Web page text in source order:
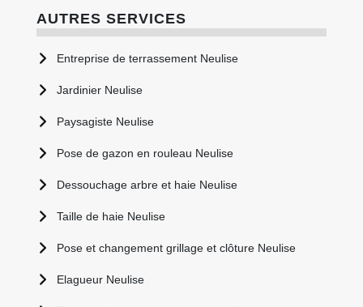
AUTRES SERVICES
Entreprise de terrassement Neulise
Jardinier Neulise
Paysagiste Neulise
Pose de gazon en rouleau Neulise
Dessouchage arbre et haie Neulise
Taille de haie Neulise
Pose et changement grillage et clôture Neulise
Elagueur Neulise